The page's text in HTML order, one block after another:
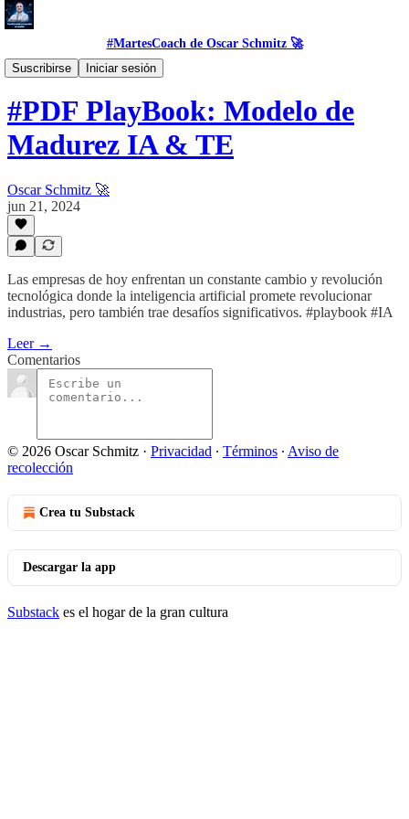
#MartesCoach de Oscar Schmitz 🚀
Suscribirse
Iniciar sesión
#Tool
#PDF PlayBook: Modelo de
Madurez IA & TE
Oscar Schmitz 🚀
jun 21, 2024
Las empresas de hoy enfrentan un constante cambio y revolución
tecnológica donde la inteligencia artificial promete revolucionar
industrias, pero también trae desafíos significativos. #playbook #IA
Leer →
Comentarios
© 2026 Oscar Schmitz · Privacidad ∙ Términos ∙ Aviso de
recolección
Crea tu Substack
Descargar la app
Substack es el hogar de la gran cultura